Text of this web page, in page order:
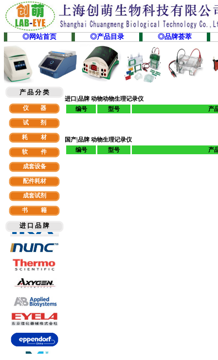
◎网站首页 ◎产品目录 ◎品牌荟萃
产 品 分 类
仪 器
试 剂
耗 材
软 件
成套设备
配件耗材
成套试剂
书 籍
进 口 品 牌
进口|品牌 动物动物生理记录仪
编号
型号 产
国产|品牌 动物生理记录仪
编号
型号 产